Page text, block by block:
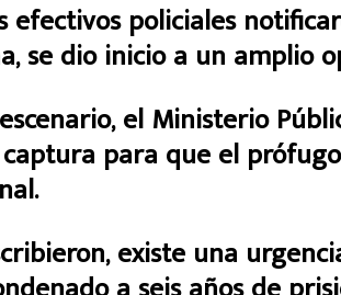
efectivos policiales
se dio inicio a un amplio
el Ministerio
para que el
existe una